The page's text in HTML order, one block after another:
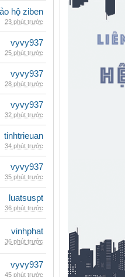
hộ ziben
23 phút trước
vyvy937
25 phút trước
vyvy937
28 phút trước
vyvy937
32 phút trước
tinhtrieuan
34 phút trước
vyvy937
35 phút trước
luatsuspt
36 phút trước
vinhphat
36 phút trước
vyvy937
45 phút trước